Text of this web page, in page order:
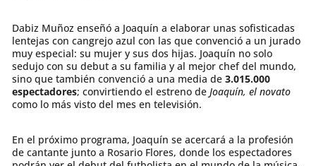
Dabiz Muñoz enseñó a Joaquín a elaborar unas sofisticadas
lentejas con cangrejo azul con las que convenció a un jurado
muy especial: su mujer y sus dos hijas. Joaquín no solo
sedujo con su debut a su familia y al mejor chef del mundo,
sino que también convenció a una media de 3.015.000
espectadores; convirtiendo el estreno de Joaquín, el novato
como lo más visto del mes en televisión.
En el próximo programa, Joaquín se acercará a la profesión
de cantante junto a Rosario Flores, donde los espectadores